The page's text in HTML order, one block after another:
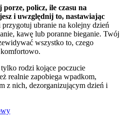
porze, policz, ile czasu na
i uwzględnij to, nastawiając
ubranie na kolejny dzień
kawę lub poranne bieganie. Twój
wszystko to, czego
rodzi kojące poczucie
realnie zapobiega wpadkom,
z nich, dezorganizującym dzień i